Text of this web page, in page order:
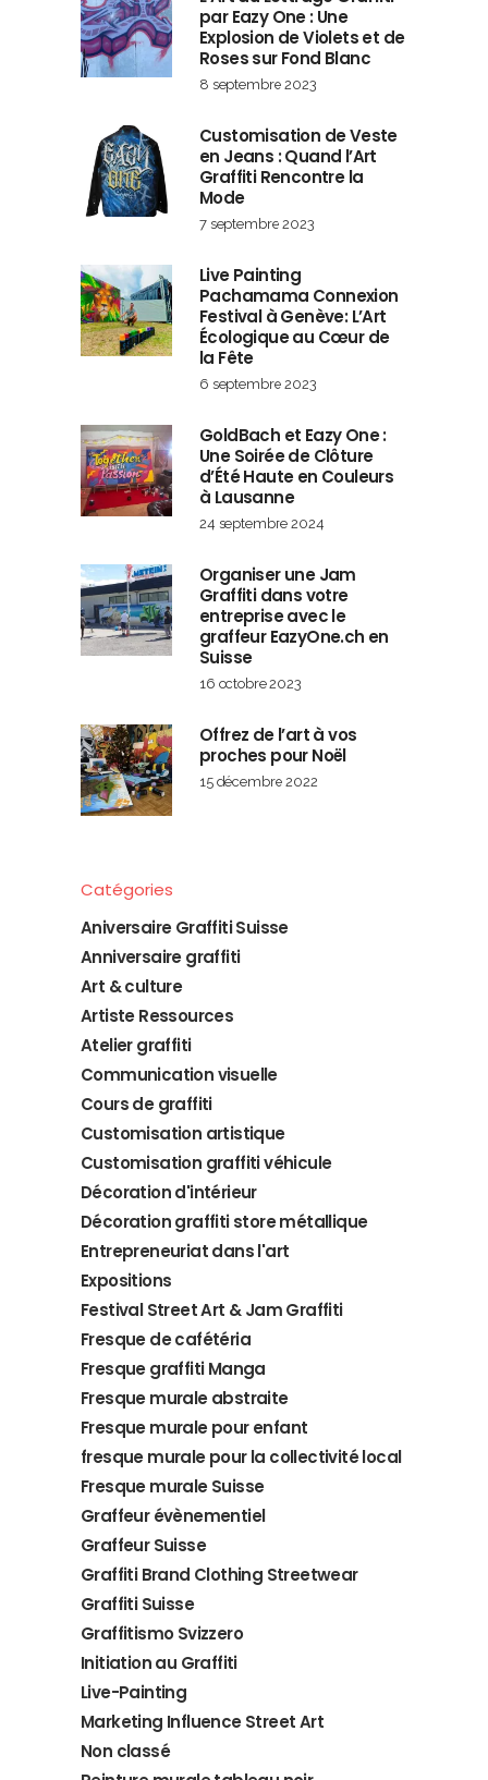
par Eazy One : Une
Explosion de Violets et de
Roses sur Fond Blanc
8 septembre 2023
Customisation de Veste
en Jeans : Quand l’Art
Graffiti Rencontre la
Mode
7 septembre 2023
Live Painting
Pachamama Connexion
Festival à Genève: L’Art
Écologique au Cœur de
la Fête
6 septembre 2023
GoldBach et Eazy One :
Une Soirée de Clôture
d’Été Haute en Couleurs
à Lausanne
24 septembre 2024
Organiser une Jam
Graffiti dans votre
entreprise avec le
graffeur EazyOne.ch en
Suisse
16 octobre 2023
Offrez de l’art à vos
proches pour Noël
15 décembre 2022
Catégories
Aniversaire Graffiti Suisse
Anniversaire graffiti
Art & culture
Artiste Ressources
Atelier graffiti
Communication visuelle
Cours de graffiti
Customisation artistique
Customisation graffiti véhicule
Décoration d'intérieur
Décoration graffiti store métallique
Entrepreneuriat dans l'art
Expositions
Festival Street Art & Jam Graffiti
Fresque de cafétéria
Fresque graffiti Manga
Fresque murale abstraite
Fresque murale pour enfant
fresque murale pour la collectivité local
Fresque murale Suisse
Graffeur évènementiel
Graffeur Suisse
Graffiti Brand Clothing Streetwear
Graffiti Suisse
Graffitismo Svizzero
Initiation au Graffiti
Live-Painting
Marketing Influence Street Art
Non classé